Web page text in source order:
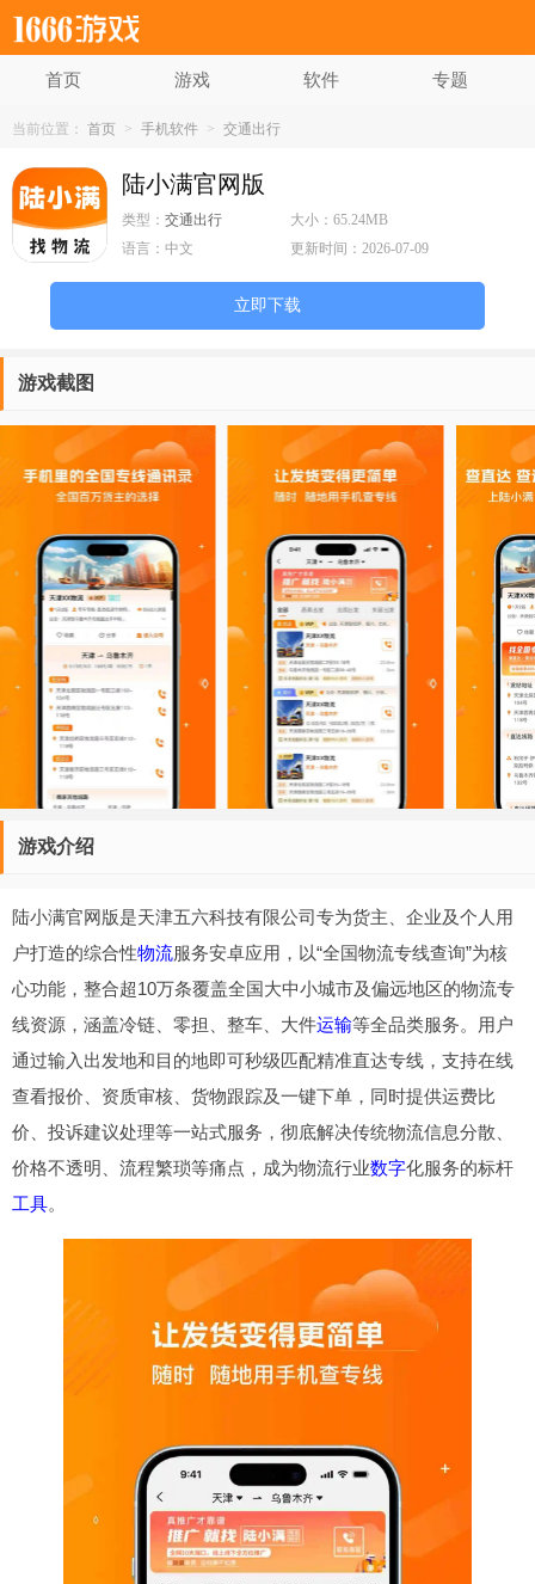
首页 游戏 软件 专题
当前位置： 首页 > 手机软件 > 交通出行
陆小满官网版
类型： 交通出行 大小：65.24MB
语言： 中文 更新时间：2026-07-09
立即下载
游戏截图
游戏介绍
陆小满官网版是天津五六科技有限公司专为货主、企业及个人用
户打造的综合性物流服务安卓应用，以“全国物流专线查询”为核
心功能，整合超10万条覆盖全国大中小城市及偏远地区的物流专
线资源，涵盖冷链、零担、整车、大件运输等全品类服务。用户
通过输入出发地和目的地即可秒级匹配精准直达专线，支持在线
查看报价、资质审核、货物跟踪及一键下单，同时提供运费比
价、投诉建议处理等一站式服务，彻底解决传统物流信息分散、
价格不透明、流程繁琐等痛点，成为物流行业数字化服务的标杆
工具。